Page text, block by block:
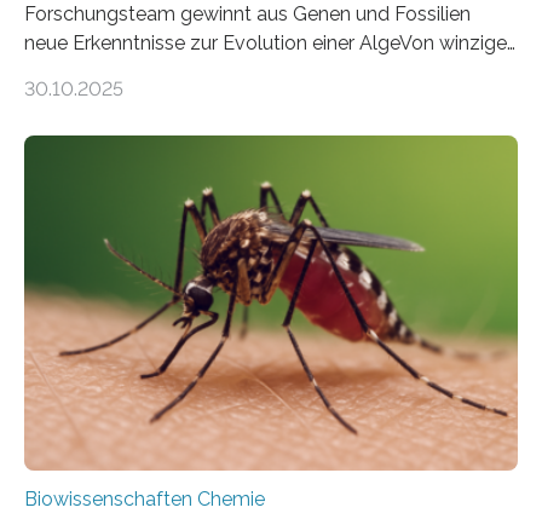
Forschungsteam gewinnt aus Genen und Fossilien
neue Erkenntnisse zur Evolution einer AlgeVon winzigen
Landpflanzen zählen zu den komplexesten
Grünalgen, die vor Hunderten von Millionen Jahren
lebten. Unter den Vorfahren sticht eine Gruppe heraus,
die noch heute in der Natur vorkommt: die
Süßwasseralge Coleochaetophyceae. Einige Arten
dieser Gruppe bilden aus Zellfäden dichte Geflechte
mit scheibenförmiger Gestalt. Was auffällig ist: Die
nächsten…
30.10.2025
Biowissenschaften Chemie